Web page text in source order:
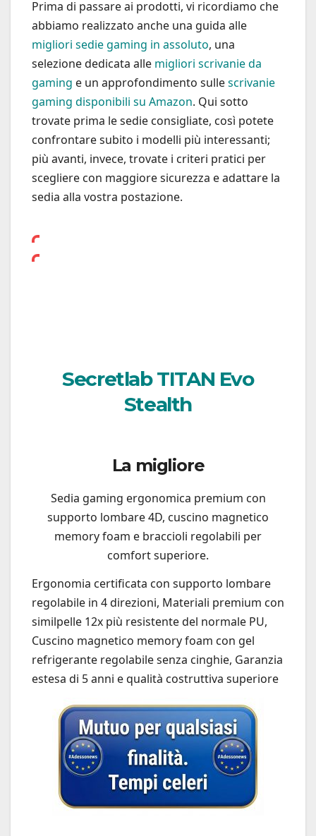
Prima di passare ai prodotti, vi ricordiamo che
abbiamo realizzato anche una guida alle
migliori sedie gaming in assoluto, una
selezione dedicata alle migliori scrivanie da
gaming e un approfondimento sullescrivanie
gaming disponibili su Amazon. Qui sotto
trovate prima le sedie consigliate, così potete
confrontare subito i modelli più interessanti;
più avanti, invece, trovate i criteri pratici per
scegliere con maggiore sicurezza e adattare la
sedia alla vostra postazione.
Secretlab TITAN Evo
Stealth
La migliore
Sedia gaming ergonomica premium con
supporto lombare 4D, cuscino magnetico
memory foam e braccioli regolabili per
comfort superiore.
Ergonomia certificata con supporto lombare
regolabile in 4 direzioni, Materiali premium con
similpelle 12x più resistente del normale PU,
Cuscino magnetico memory foam con gel
refrigerante regolabile senza cinghie, Garanzia
estesa di 5 anni e qualità costruttiva superiore